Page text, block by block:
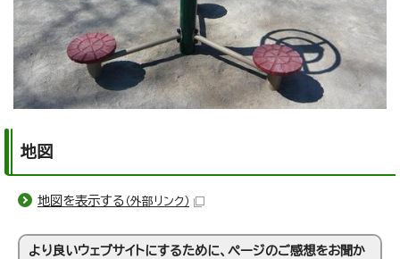
地図
地図を表示する （外部リンク）
より良いウェブサイトにするために、ページのご感想をお聞か